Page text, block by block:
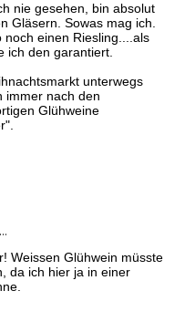
nie gesehen, bin absolut
Gläsern. Sowas mag ich.
noch einen Riesling....als
ich den garantiert.
unterwegs
immer nach den
Glühweine
Weissen Glühwein müsste
da ich hier ja in einer